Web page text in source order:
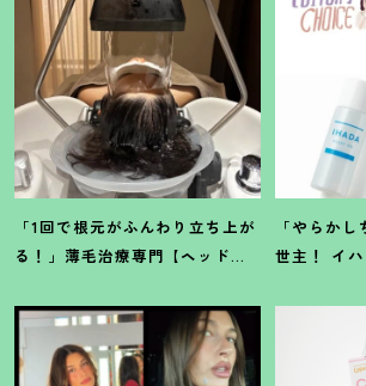
「1回で根元がふんわり立ち上が
る ！ 」薄毛治療専門【ヘッドス
感動
「やらか
世主 ！
イ